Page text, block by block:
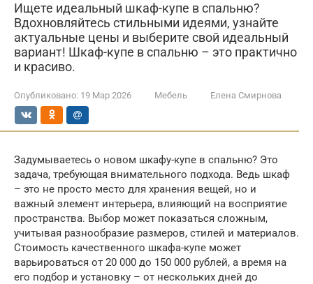
Ищете идеальный шкаф-купе в спальню?
Вдохновляйтесь стильными идеями, узнайте
актуальные цены и выберите свой идеальный
вариант! Шкаф-купе в спальню – это практично
и красиво.
Опубликовано: 19 Мар 2026 Мебель Елена Смирнова
Задумываетесь о новом шкафу-купе в спальню? Это
задача, требующая внимательного подхода. Ведь шкаф
– это не просто место для хранения вещей, но и
важный элемент интерьера, влияющий на восприятие
пространства. Выбор может показаться сложным,
учитывая разнообразие размеров, стилей и материалов.
Стоимость качественного шкафа-купе может
варьироваться от 20 000 до 150 000 рублей, а время на
его подбор и установку – от нескольких дней до